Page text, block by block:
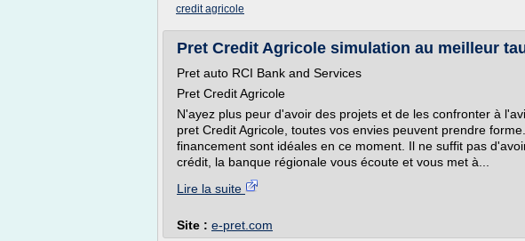
credit agricole
Pret Credit Agricole simulation au meilleur
Pret auto RCI Bank and Services
Pret Credit Agricole
N'ayez plus peur d'avoir des projets et de les confronter à
pret Credit Agricole, toutes vos envies peuvent prendre
financement sont idéales en ce moment. Il ne suffit pas
crédit, la banque régionale vous écoute et vous met à...
Lire la suite
Site : e-pret.com